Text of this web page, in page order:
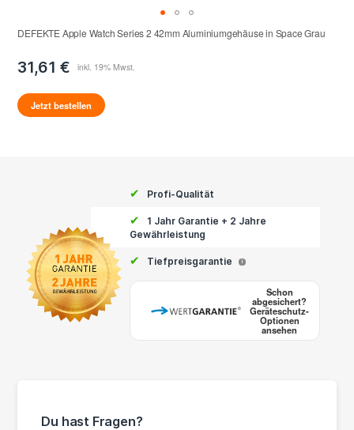
DEFEKTE Apple Watch Series 2 42mm Aluminiumgehäuse in Space Grau
31,61 €
Jetzt bestellen
✔ Profi-Qualität
✔
1 Jahr Garantie + 2 Jahre
Gewährleistung
✔ Tiefpreisgarantie i
Schon
abgesichert?
Geräteschutz-
Optionen
ansehen
Du hast Fragen?